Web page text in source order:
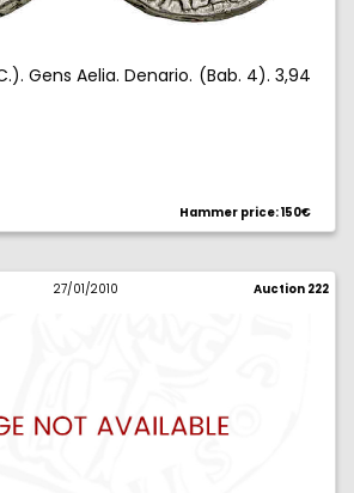
Gens Aelia. Denario. (Bab. 4). 3,94
Hammer price: 150€
27/01/2010 Auction 222